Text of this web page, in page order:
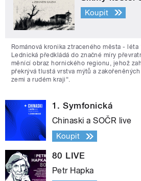
Koupit
Románová kronika ztraceného města - léta
Lednická předkládá do značné míry
měnící obraz hornického regionu, jehož
překrývá tlustá vrstva mýtů a
zemi a rudém kraji“.
1. Symfonická
Chinaski a SOČR live
Koupit
80 LIVE
Petr Hapka